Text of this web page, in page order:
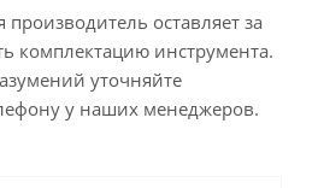
оставляет за
комплектацию инструмента.
уточняйте
у наших менеджеров.